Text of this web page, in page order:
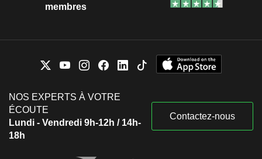
membres
NOS EXPERTS À VOTRE
ÉCOUTE
Lundi - Vendredi 9h-12h / 14h-
18h
Contactez-nous